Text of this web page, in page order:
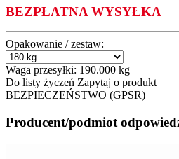
BEZPŁATNA WYSYŁKA
Opakowanie / zestaw:
Waga przesyłki: 190.000 kg
Do listy życzeń Zapytaj o produkt
BEZPIECZEŃSTWO (GPSR)
Producent/podmiot